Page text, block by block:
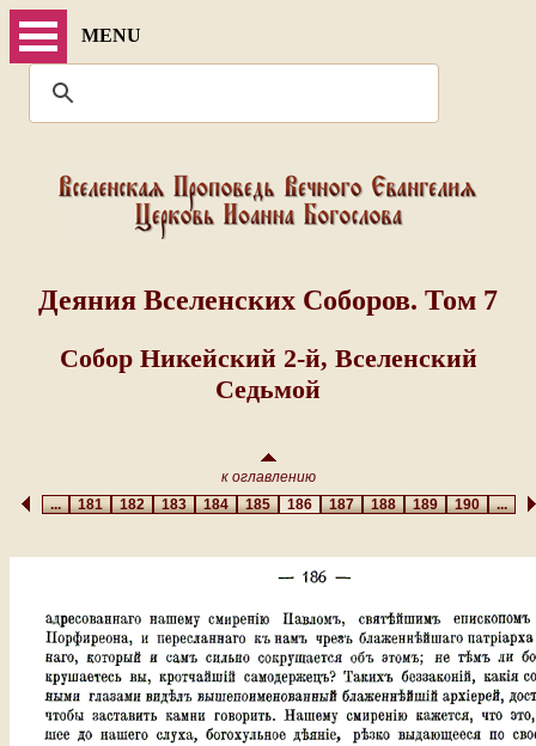
MENU
Деяния Вселенских Соборов. Том 7
Собор Никейский 2-й, Вселенский
Седьмой
к оглавлению
...181182183184185 186 187188189190...